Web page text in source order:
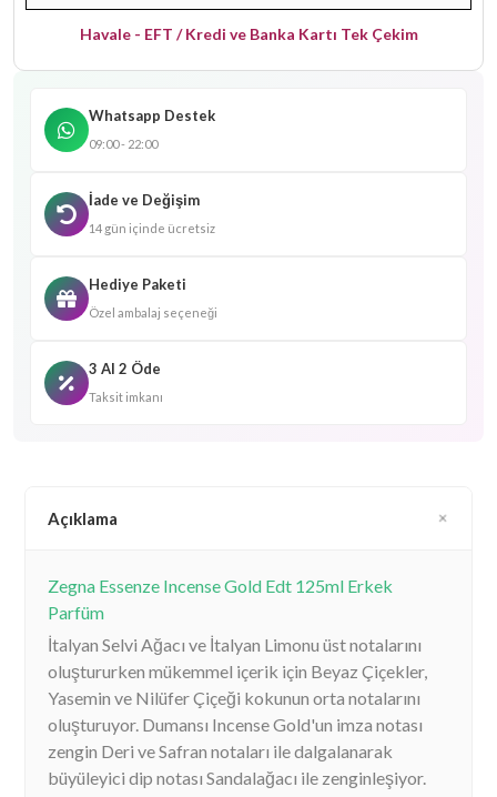
Havale - EFT / Kredi ve Banka Kartı Tek Çekim
Whatsapp Destek
09:00 - 22:00
İade ve Değişim
14 gün içinde ücretsiz
Hediye Paketi
Özel ambalaj seçeneği
3 Al 2 Öde
Taksit imkanı
Açıklama
Zegna Essenze Incense Gold Edt 125ml Erkek
Parfüm
İtalyan Selvi Ağacı ve İtalyan Limonu üst notalarını
oluştururken mükemmel içerik için Beyaz Çiçekler,
Yasemin ve Nilüfer Çiçeği kokunun orta notalarını
oluşturuyor. Dumansı Incense Gold'un imza notası
zengin Deri ve Safran notaları ile dalgalanarak
büyüleyici dip notası Sandalağacı ile zenginleşiyor.